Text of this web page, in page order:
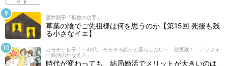
酒井順子「孤独の功罪」
草葉の陰でご先祖様は何を思うのか【第15回 死後も残
る小さなイエ】
カモチケビ子「～40代、そろそろ誰かと暮らしたい～ 超実践！ アラフォ
ー婚活のかなえ方」
時代が変わっても、結局婚活でメリットが大きいのは